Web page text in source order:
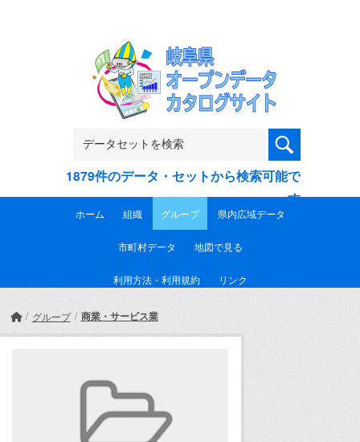
1879件のデータ・セットから検索可能で
す
ホーム 組織 グループ 県内広域データ
市町村データ 地図で見る
利用方法・利用規約 リンク
グループ 商業・サービス業